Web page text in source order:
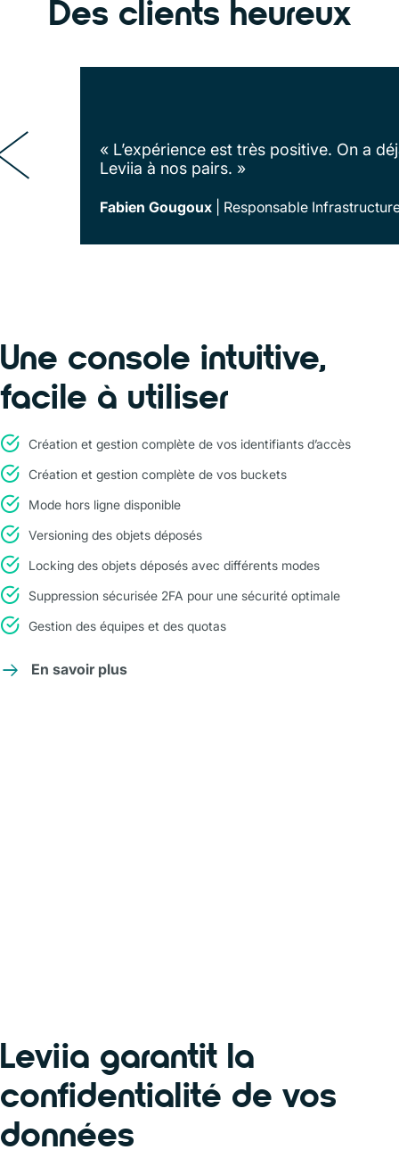
Des clients heureux
« L’expérience est très positive. On a
Leviia à nos pairs. »
Fabien Gougoux Responsable
Une console intuitive,
facile à utiliser
Création et gestion complète de vos identifiants d’accès
Création et gestion complète de vos buckets
Mode hors ligne disponible
Versioning des objets déposés
Locking des objets déposés avec différents modes
Suppression sécurisée 2FA pour une sécurité optimale
Gestion des équipes et des quotas
En savoir plus
Leviia garantit la
confidentialité de vos
données